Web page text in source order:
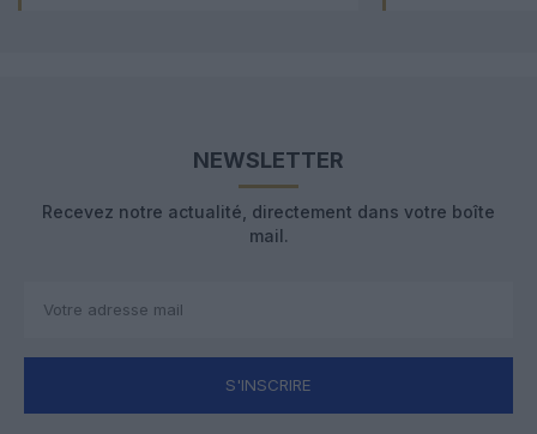
NEWSLETTER
Recevez notre actualité, directement dans votre boîte
mail.
S'INSCRIRE